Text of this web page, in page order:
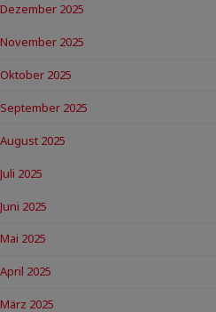
Dezember 2025
November 2025
Oktober 2025
September 2025
August 2025
Juli 2025
Juni 2025
Mai 2025
April 2025
März 2025